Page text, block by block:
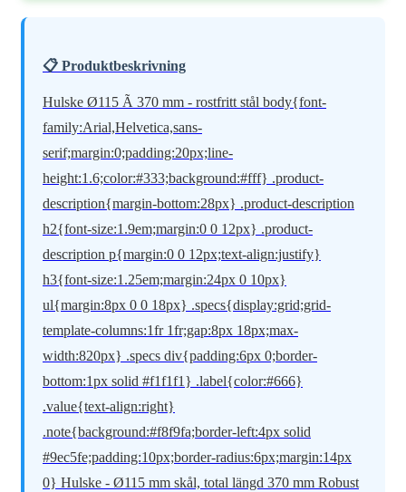
📋 Produktbeskrivning
Hulske Ø115 Ã 370 mm - rostfritt stål body{font-
family:Arial,Helvetica,sans-
serif;margin:0;padding:20px;line-
height:1.6;color:#333;background:#fff} .product-
description{margin-bottom:28px} .product-description
h2{font-size:1.9em;margin:0 0 12px} .product-
description p{margin:0 0 12px;text-align:justify}
h3{font-size:1.25em;margin:24px 0 10px}
ul{margin:8px 0 0 18px} .specs{display:grid;grid-
template-columns:1fr 1fr;gap:8px 18px;max-
width:820px} .specs div{padding:6px 0;border-
bottom:1px solid #f1f1f1} .label{color:#666}
.value{text-align:right}
.note{background:#f8f9fa;border-left:4px solid
#9ec5fe;padding:10px;border-radius:6px;margin:14px
0} Hulske - Ø115 mm skål, total längd 370 mm Robust